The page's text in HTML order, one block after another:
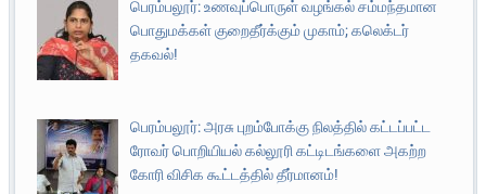
பெரம்பலூர்: உணவுப்பொருள் வழங்கல் சம்மந்தமான
பொதுமக்கள் குறைதீர்க்கும் முகாம்; கலெக்டர்
தகவல்!
பெரம்பலூர்: அரசு புறம்போக்கு நிலத்தில் கட்டப்பட்ட
ரோவர் பொறியியல் கல்லூரி கட்டிடங்களை அகற்ற
கோரி விசிக கூட்டத்தில் தீர்மானம்!